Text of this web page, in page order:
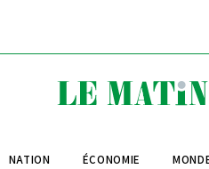
NATION ÉCONOMIE